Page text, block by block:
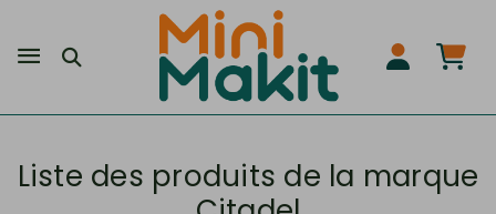
Liste des produits de la marque